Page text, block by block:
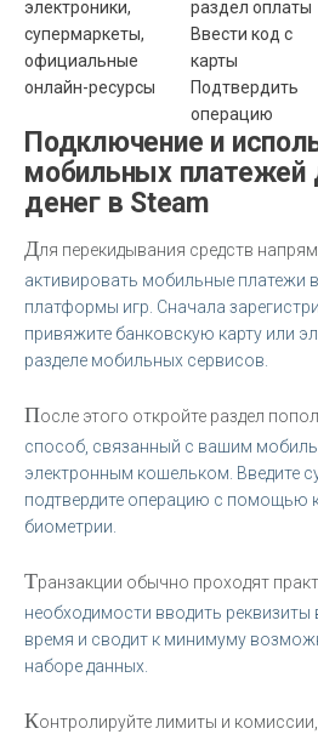
электроники,
супермаркеты,
официальные
онлайн-ресурсы
раздел оплаты
Ввести код с
карты
Подтвердить
операцию
Подключение и
мобильных платежей
денег в Steam
Для перекидывания средств
активировать мобильные платежи
платформы игр. Сначала
привяжите банковскую карту или
разделе мобильных сервисов.
После этого откройте раздел
способ, связанный с вашим
электронным кошельком. Введите
подтвердите операцию с помощью
биометрии.
Транзакции обычно проходят
необходимости вводить
время и сводит к минимуму
наборе данных.
Контролируйте лимиты и